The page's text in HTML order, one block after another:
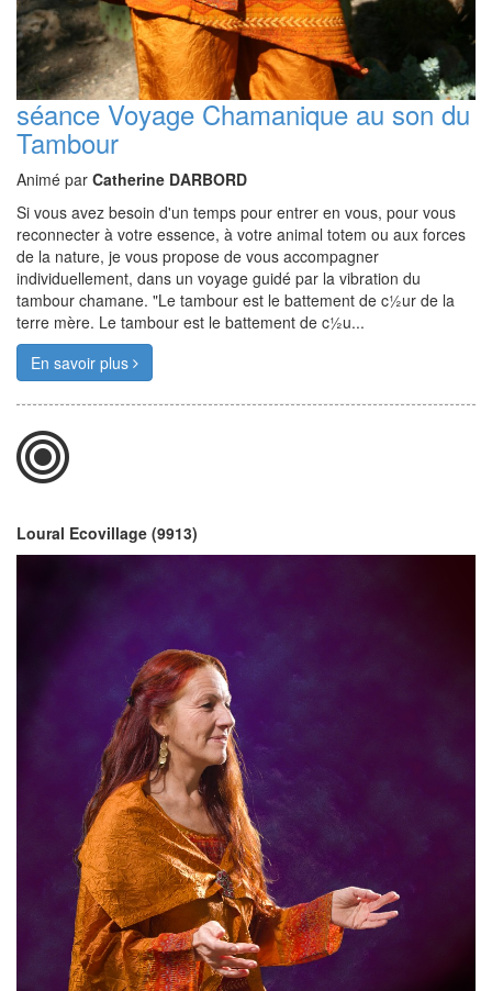
séance Voyage Chamanique au son du
Tambour
Animé par Catherine DARBORD
Si vous avez besoin d'un temps pour entrer en vous, pour vous
reconnecter à votre essence, à votre animal totem ou aux forces
de la nature, je vous propose de vous accompagner
individuellement, dans un voyage guidé par la vibration du
tambour chamane. "Le tambour est le battement de c½ur de la
terre mère. Le tambour est le battement de c½u...
En savoir plus
Loural Ecovillage (9913)